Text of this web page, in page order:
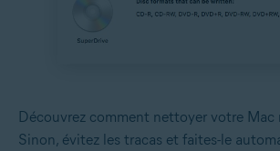
Découvrez comment nettoyer votre Mac
Sinon, évitez les tracas et faites-le